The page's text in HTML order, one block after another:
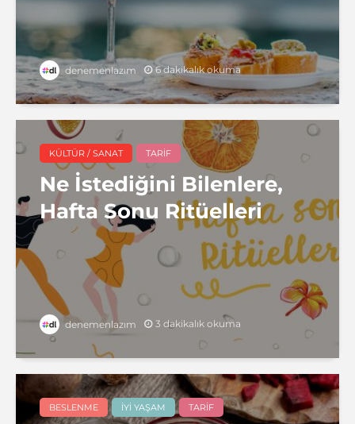
denemenlazım 6 dakikalık okuma
KÜLTÜR / SANAT TARIF
Ne İstediğini Bilenlere,
Hafta Sonu Ritüelleri
denemenlazım 3 dakikalık okuma
BESLENME İYI YAŞAM TARIF